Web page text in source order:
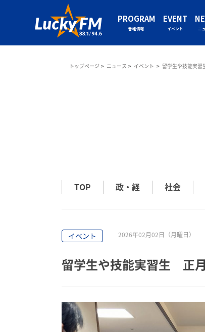
PROGRAM
番組情報
EVENT
イベント ニ
トップページ ニュース イベント 留学生や技能実
TOP 政・経 社会
イベント 2026年02月02日（月曜日）
留学生や技能実習生 正